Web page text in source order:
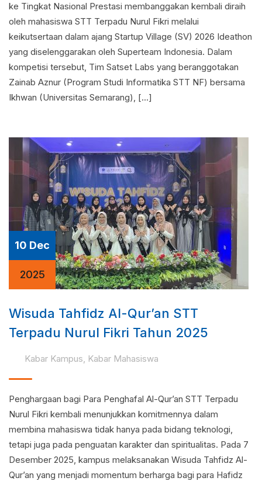
ke Tingkat Nasional Prestasi membanggakan kembali diraih
oleh mahasiswa STT Terpadu Nurul Fikri melalui
keikutsertaan dalam ajang Startup Village (SV) 2026 Ideathon
yang diselenggarakan oleh Superteam Indonesia. Dalam
kompetisi tersebut, Tim Satset Labs yang beranggotakan
Zainab Aznur (Program Studi Informatika STT NF) bersama
Ikhwan (Universitas Semarang), […]
10 Dec
2025
Wisuda Tahfidz Al-Qur’an STT
Terpadu Nurul Fikri Tahun 2025
Kabar Kampus, Kabar Mahasiswa
Penghargaan bagi Para Penghafal Al-Qur’an STT Terpadu
Nurul Fikri kembali menunjukkan komitmennya dalam
membina mahasiswa tidak hanya pada bidang teknologi,
tetapi juga pada penguatan karakter dan spiritualitas. Pada 7
Desember 2025, kampus melaksanakan Wisuda Tahfidz Al-
Qur’an yang menjadi momentum berharga bagi para Hafidz